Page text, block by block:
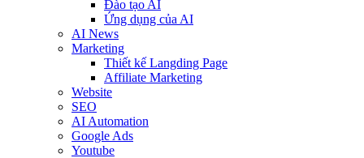
Đào tạo AI
Ứng dụng của AI
AI News
Marketing
Thiết kế Langding Page
Affiliate Marketing
Website
SEO
AI Automation
Google Ads
Youtube